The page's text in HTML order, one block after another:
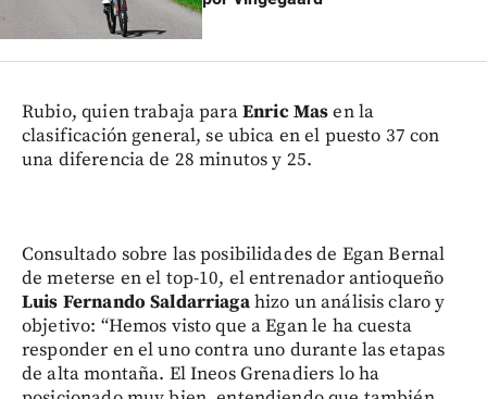
Rubio, quien trabaja paraEnric Masen la
clasificación general, se ubica en el puesto 37 con
una diferencia de 28 minutos y 25.
Consultado sobre las posibilidades de Egan Bernal
de meterse en el top-10, el entrenador antioqueño
Luis Fernando Saldarriagahizo un análisis claro y
objetivo: “Hemos visto que a Egan le ha cuesta
responder en el uno contra uno durante las etapas
de alta montaña. El Ineos Grenadiers lo ha